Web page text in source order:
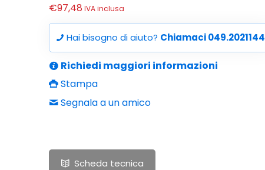
€97,48 IVA inclusa
Hai bisogno di aiuto? Chiamaci 049.2021144
Richiedi maggiori informazioni
Stampa
Segnala a un amico
Scheda tecnica